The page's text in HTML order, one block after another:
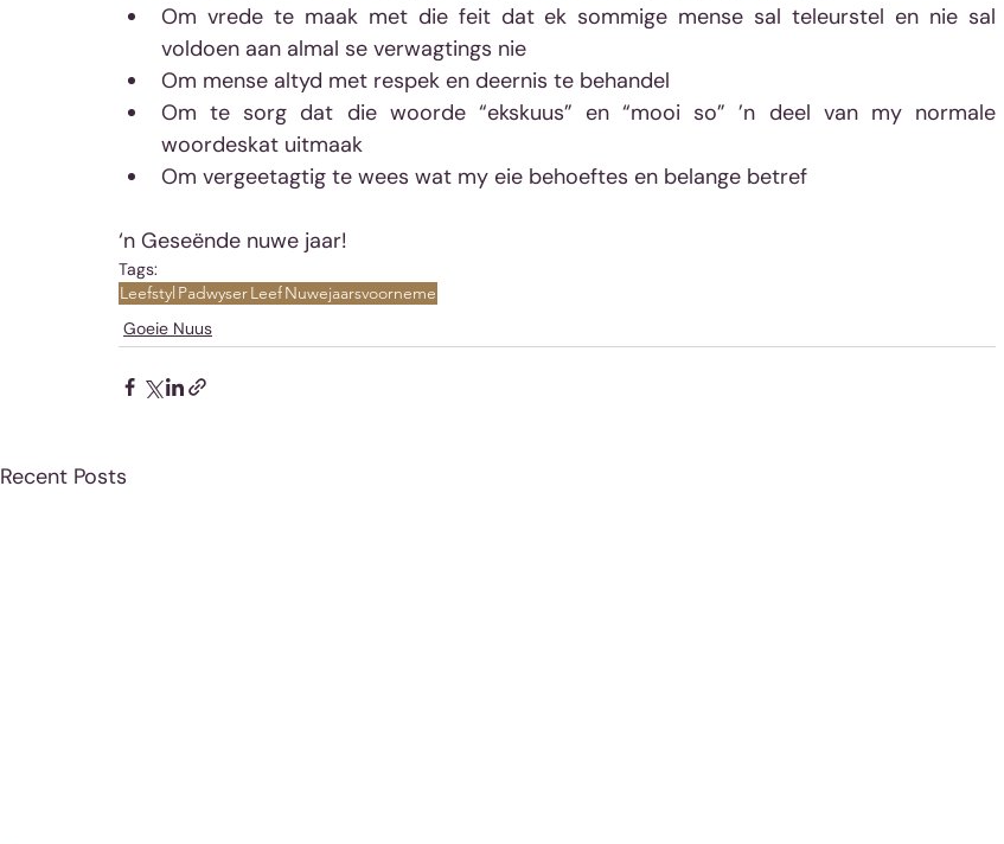
Om vrede te maak met die feit dat ek sommige mense sal teleurstel en nie sal
voldoen aan almal se verwagtings nie
Om mense altyd met respek en deernis te behandel
Om te sorg dat die woorde “ekskuus” en “mooi so” ’n deel van my normale
woordeskat uitmaak
Om vergeetagtig te wees wat my eie behoeftes en belange betref
‘n Geseënde nuwe jaar!
Tags:
Leefstyl PadwyserLeefNuwejaarsvoorneme
Goeie Nuus
Recent Posts